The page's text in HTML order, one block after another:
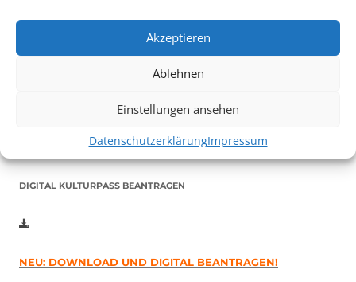
Akzeptieren
Ablehnen
Einstellungen ansehen
DatenschutzerklärungImpressum
Auch dieses Jahr findet wieder das
Vom 19. August bist zum 9. September
Minuten vor Beginn des Films und solange der Vorrat reicht!
DIGITAL KULTURPASS BEANTRAGEN
NEU: DOWNLOAD UND DIGITAL BEANTRAGEN!